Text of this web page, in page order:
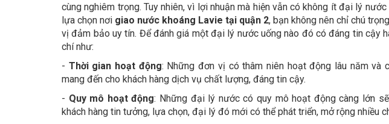
cùng nghiêm trọng. Tuy nhiên, vì lợi nhuận mà hiện vẫn có không ít đại lý
lựa chọn nơi giao nước khoáng Lavie tại quận 2, bạn không nên chỉ chú
vị đảm bảo uy tín. Để đánh giá một đại lý nước uống nào đó có đáng tin cậy
chí như:
- Thời gian hoạt động: Những đơn vị có thâm niên hoạt động lâu năm và
mang đến cho khách hàng dịch vụ chất lượng, đáng tin cậy.
- Quy mô hoạt động: Những đại lý nước có quy mô hoạt động càng lớn
khách hàng tin tưởng, lựa chọn, đại lý đó mới có thể phát triển, mở rộng nhiều